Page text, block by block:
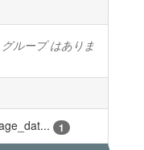
ループ はありま
1